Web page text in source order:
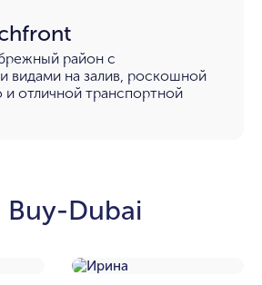
район с
видами на залив, роскошной
отличной транспортной
Dubai